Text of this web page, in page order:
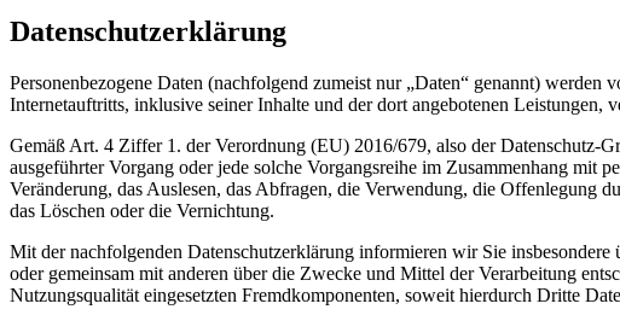
Datenschutzerklärung
Personenbezogene Daten (nachfolgend zumeist nur „Daten“ genannt)
Internetauftritts, inklusive seiner Inhalte und der dort angebotenen Leistungen,
Gemäß Art. 4 Ziffer 1. der Verordnung (EU) 2016/679, also der Datenschutz-
ausgeführter Vorgang oder jede solche Vorgangsreihe im Zusammenhang mit
Veränderung, das Auslesen, das Abfragen, die Verwendung, die Offenlegung
das Löschen oder die Vernichtung.
Mit der nachfolgenden Datenschutzerklärung informieren wir Sie
oder gemeinsam mit anderen über die Zwecke und Mittel der Verarbeitung
Nutzungsqualität eingesetzten Fremdkomponenten, soweit hierdurch Dritte